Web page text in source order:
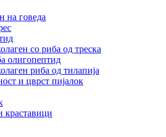
на говеда
со риба од треска
олигопептид
риба од тилапија
и цврст пијалок
краставици